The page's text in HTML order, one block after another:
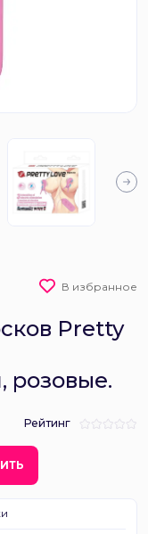
В избранное
Pretty
розовые.
Рейтинг